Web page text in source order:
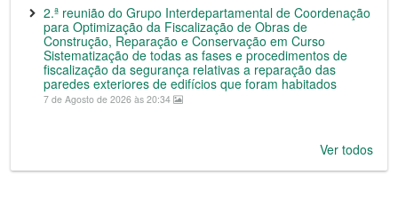
2.ª reunião do Grupo Interdepartamental de Coordenação
para Optimização da Fiscalização de Obras de
Construção, Reparação e Conservação em Curso
Sistematização de todas as fases e procedimentos de
fiscalização da segurança relativas a reparação das
paredes exteriores de edifícios que foram habitados
7 de Agosto de 2026 às 20:34
Ver todos